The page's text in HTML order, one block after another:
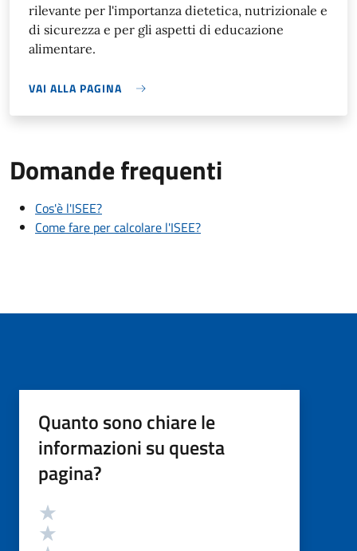
rilevante per l'importanza dietetica, nutrizionale e
di sicurezza e per gli aspetti di educazione
alimentare.
VAI ALLA PAGINA
Domande frequenti
Cos'è l'ISEE?
Come fare per calcolare l'ISEE?
Quanto sono chiare le
informazioni su questa
pagina?
Valutazione